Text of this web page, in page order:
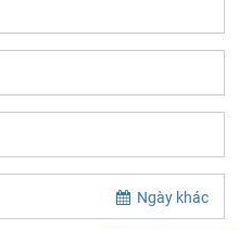
Ngày khác